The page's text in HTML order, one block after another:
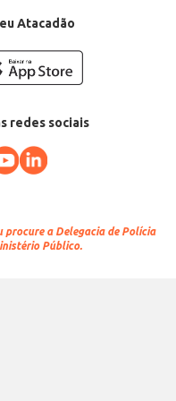
Atacadão
redes sociais
procure a Delegacia de Polícia
Público.